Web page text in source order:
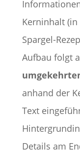
Kerninhalt
Spargel-
Aufbau folgt
anhand der
Text
Details am